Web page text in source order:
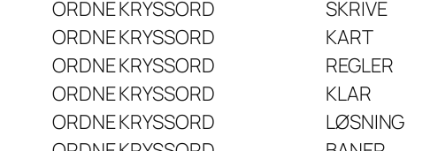
ORDNE KRYSSORD
SKRIVE
ORDNE KRYSSORD
KART
ORDNE KRYSSORD
REGLER
ORDNE KRYSSORD
KLAR
ORDNE KRYSSORD
LØSNING